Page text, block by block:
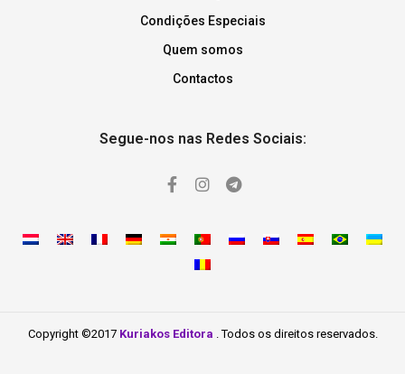
Condições Especiais
Quem somos
Contactos
Segue-nos nas Redes Sociais:
Copyright ©2017 Kuriakos Editora . Todos os direitos reservados.